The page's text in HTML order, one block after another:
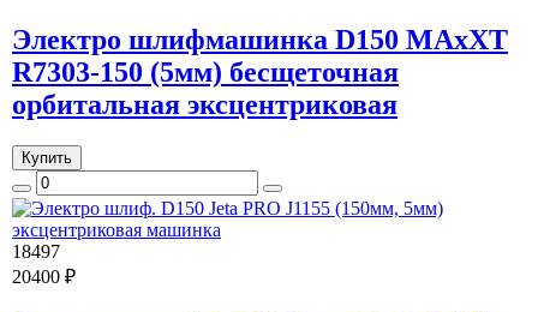
Электро шлифмашинка D150 MAxXT
R7303-150 (5мм) бесщеточная
орбитальная эксцентриковая
Купить
18497
20400 ₽